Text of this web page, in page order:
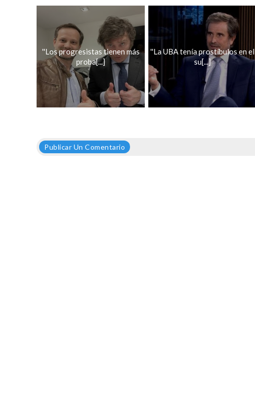
''Los progresistas tienen más
proba[...]
''La UBA tenía prostíbulos en el
su[...]
Publicar Un Comentario